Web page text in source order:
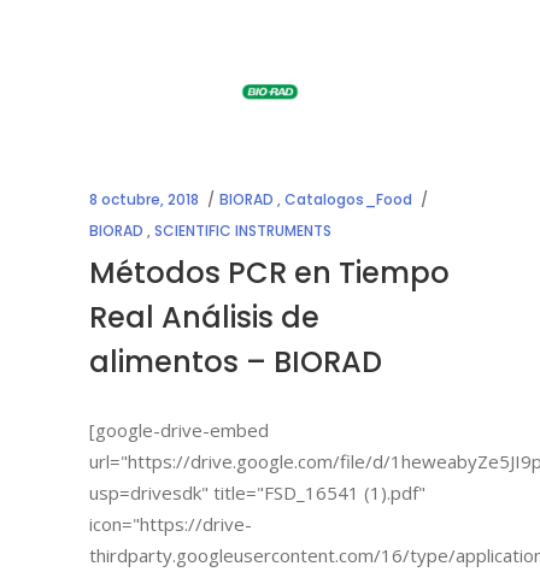
8 octubre, 2018 BIORAD ,Catalogos_Food
BIORAD ,SCIENTIFIC INSTRUMENTS
Métodos PCR en Tiempo
Real Análisis de
alimentos – BIORAD
[google-drive-embed
url="https://drive.google.com/file/d/
usp=drivesdk" title="FSD_16541 (1).pdf"
icon="https://drive-
thirdparty.googleusercontent.com/16/type/